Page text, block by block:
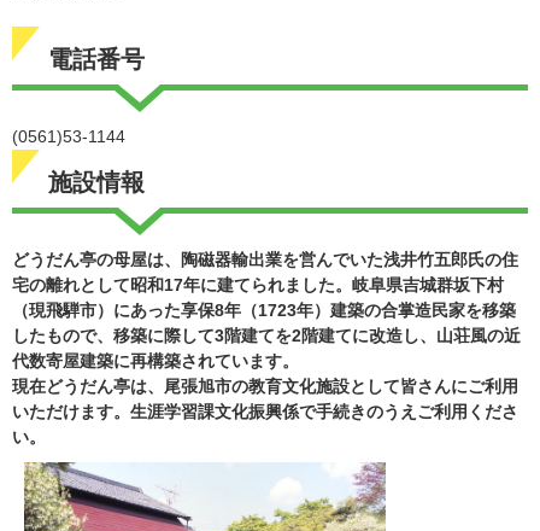
電話番号
(0561)53-1144
施設情報
どうだん亭の母屋は、陶磁器輸出業を営んでいた浅井竹五郎氏の住
宅の離れとして昭和17年に建てられました。岐阜県吉城群坂下村
（現飛騨市）にあった享保8年（1723年）建築の合掌造民家を移築
したもので、移築に際して3階建てを2階建てに改造し、山荘風の近
代数寄屋建築に再構築されています。
現在どうだん亭は、尾張旭市の教育文化施設として皆さんにご利用
いただけます。生涯学習課文化振興係で手続きのうえご利用くださ
い。